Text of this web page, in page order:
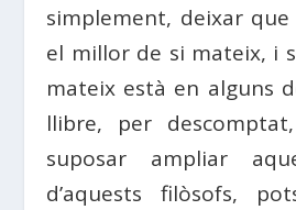
simplement, deixar
el millor de si mateix, i
mateix està en alguns
llibre, per
suposar ampliar
d’aquests filòsofs,